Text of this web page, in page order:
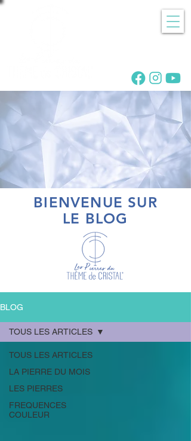
BIENVENUE SUR
LE BLOG
BLOG
TOUS LES ARTICLES
LA PIERRE DU MOIS
LES PIERRES
FREQUENCES
COULEUR
TOUS LES ARTICLES